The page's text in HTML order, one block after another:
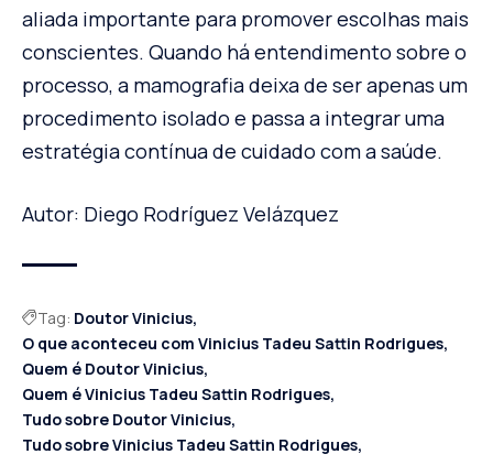
aliada importante para promover escolhas mais
conscientes. Quando há entendimento sobre o
processo, a mamografia deixa de ser apenas um
procedimento isolado e passa a integrar uma
estratégia contínua de cuidado com a saúde.
Autor: Diego Rodríguez Velázquez
Tag: Doutor Vinicius
O que aconteceu com Vinicius Tadeu Sattin Rodrigues
Quem é Doutor Vinicius
Quem é Vinicius Tadeu Sattin Rodrigues
Tudo sobre Doutor Vinicius
Tudo sobre Vinicius Tadeu Sattin Rodrigues